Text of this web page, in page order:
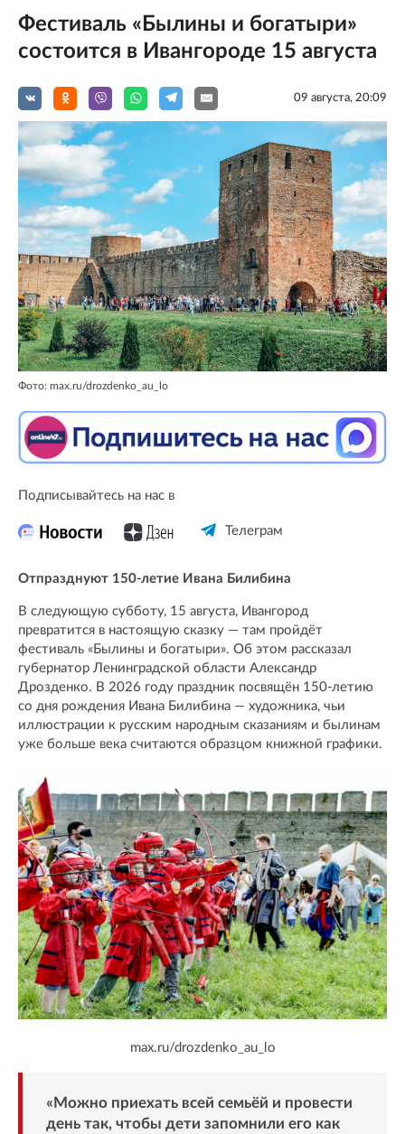
Фестиваль «Былины и богатыри»
состоится в Ивангороде 15 августа
09 августа, 20:09
Фото: max.ru/drozdenko_au_lo
Подписывайтесь на нас в
Телеграм
Отпразднуют 150-летие Ивана Билибина
В следующую субботу, 15 августа, Ивангород
превратится в настоящую сказку — там пройдёт
фестиваль «Былины и богатыри». Об этом рассказал
губернатор Ленинградской области Александр
Дрозденко. В 2026 году праздник посвящён 150-летию
со дня рождения Ивана Билибина — художника, чьи
иллюстрации к русским народным сказаниям и былинам
уже больше века считаются образцом книжной графики.
max.ru/drozdenko_au_lo
«Можно приехать всей семьёй и провести
день так, чтобы дети запомнили его как